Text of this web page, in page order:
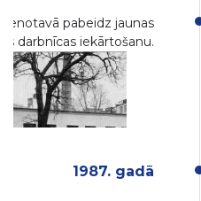
pabeidz jaunas
darbnīcas iekārtošanu.
1987. gadā